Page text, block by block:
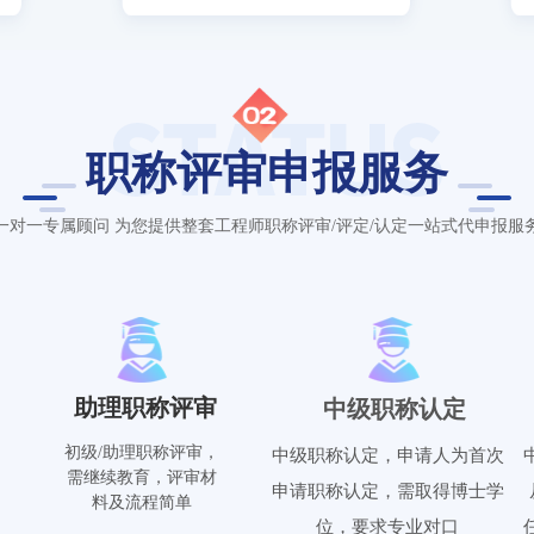
职称评审申报服务
对一专属顾问 为您提供整套工程师职称评审/评定/认定一站式代申报服
助理职称评审
初级/助理职称评审，
需继续教育，评审材
料及流程简单
中级职称认定
中级职称认定，申请人为首次
申请职称认定，需取得博士学
位，要求专业对口